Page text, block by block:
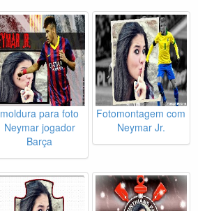
moldura para foto
Neymar jogador
Barça
Fotomontagem com
Neymar Jr.